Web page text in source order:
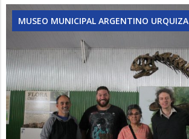
MUSEO MUNICIPAL ARGENTINO URQUIZA